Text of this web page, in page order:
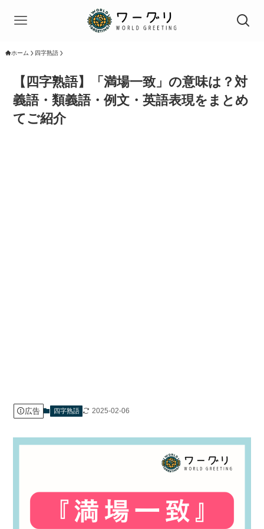
ホーム 四字熟語
【四字熟語】「満場一致」の意味は？対
義語・類義語・例文・英語表現をまとめ
てご紹介
広告 四字熟語 2025-02-06